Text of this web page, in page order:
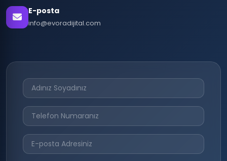
E-posta
info@evoradijital.com